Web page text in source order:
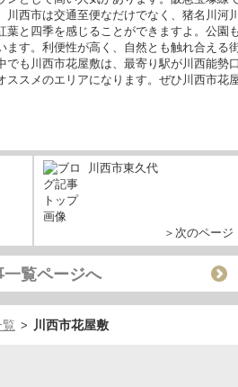
川西市は交通至便なだけでなく、猪名川河
葉と四季を感じることができますよ。公園
ます。利便性が高く、自然とも触れ合える
でも川西市花屋敷は、最寄り駅が川西能勢
ススメのエリアになります。ぜひ川西市花
川西市東久代
＞次のページ
一覧ページへ
> 川西市花屋敷